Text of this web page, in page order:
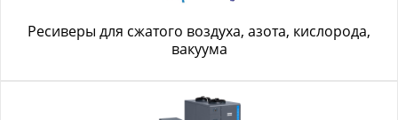
Ресиверы для сжатого воздуха, азота, кислорода,
вакуума